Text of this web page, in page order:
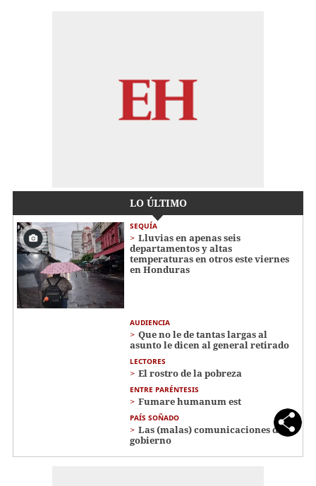
LO ÚLTIMO
SEQUÍA
Lluvias en apenas seis
departamentos y altas
temperaturas en otros este viernes
en Honduras
AUDIENCIA
Que no le de tantas largas al
asunto le dicen al general retirado
LECTORES
El rostro de la pobreza
ENTRE PARÉNTESIS
Fumare humanum est
PAÍS SOÑADO
Las (malas) comunicaciones del
gobierno